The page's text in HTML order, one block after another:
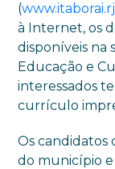
(
à Internet, os
disponíveis na
Educação e
interessados
currículo
Os candidatos
do município